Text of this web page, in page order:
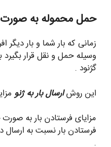
حمل محموله به صورت
زمانی که بار شما و بار
وسیله حمل و نقل قرار
گژنود .
این روشارسال بار به ژنو
مزایای فرستادن بار به
فرستادن بار نسبت به ارسال
.